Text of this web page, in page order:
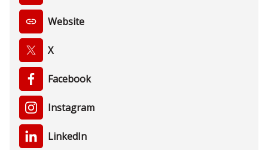
Website
X
Facebook
Instagram
LinkedIn